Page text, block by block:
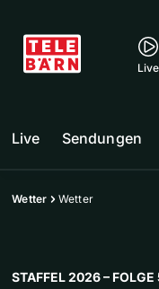
Live
Live Sendungen
Wetter Wetter
STAFFEL 2026 – FOLGE